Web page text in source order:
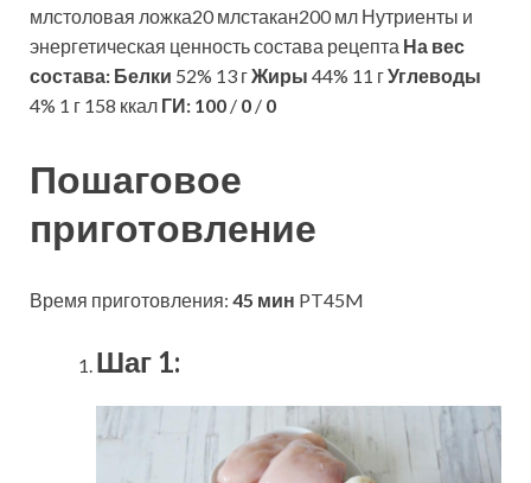
млстоловая ложка20 млстакан200 мл Нутриенты и
энергетическая ценность состава рецепта На вес
состава: Белки 52% 13 гЖиры 44% 11 гУглеводы
4% 1 г 158 ккал ГИ: 100 / 0 / 0
Пошаговое
приготовление
Время приготовления: 45 мин PT45M
Шаг 1: